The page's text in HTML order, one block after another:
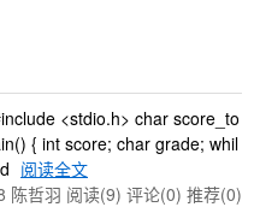
<stdio.h> char score_to
{ int score; char grade; whil
阅读全文
陈哲羽 阅读(9) 评论(0) 推荐(0)